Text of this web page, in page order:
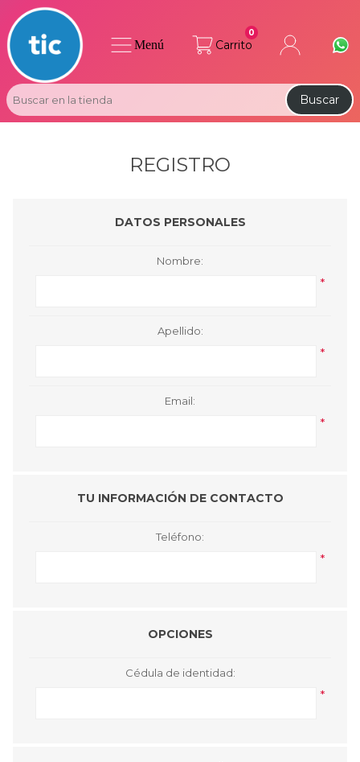
Carrito
0
Buscar
Menú
REGISTRO
DATOS PERSONALES
Nombre:
*
Apellido:
*
Email:
*
TU INFORMACIÓN DE CONTACTO
Teléfono:
*
OPCIONES
Cédula de identidad:
*